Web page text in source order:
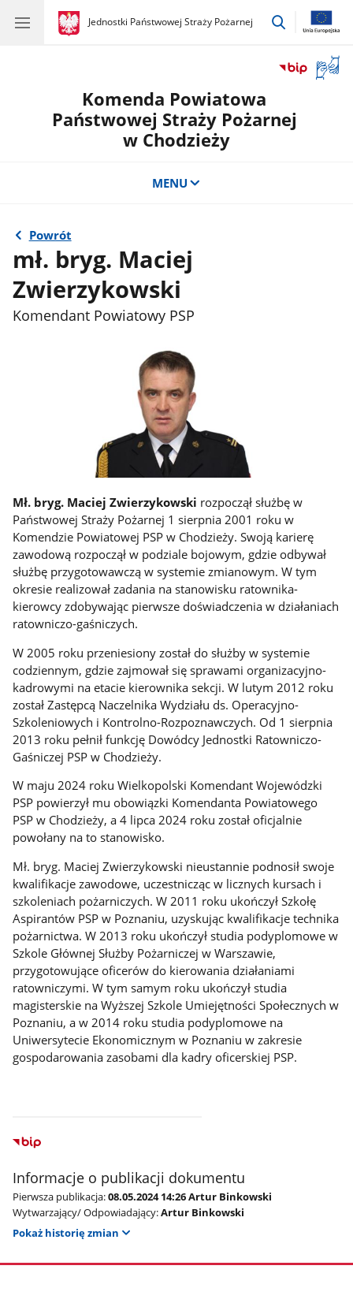
gov.pl
Jednostki Państwowej Straży Pożarnej
gov.pl
Jednostki
przejdź
okno
Komenda Powiatowa
Państwowej Straży Pożarnej
w Chodzieży
MENU
Powrót
mł. bryg. Maciej
Zwierzykowski
Komendant Powiatowy PSP
Mł. bryg. Maciej Zwierzykowski rozpoczął służbę w
Państwowej Straży Pożarnej 1 sierpnia 2001 roku w
Komendzie Powiatowej PSP w Chodzieży. Swoją karierę
zawodową rozpoczął w podziale bojowym, gdzie odbywał
służbę przygotowawczą w systemie zmianowym. W tym
okresie realizował zadania na stanowisku ratownika-
kierowcy zdobywając pierwsze doświadczenia w działaniach
ratowniczo-gaśniczych.
W 2005 roku przeniesiony został do służby w systemie
codziennym, gdzie zajmował się sprawami organizacyjno-
kadrowymi na etacie kierownika sekcji. W lutym 2012 roku
został Zastępcą Naczelnika Wydziału ds. Operacyjno-
Szkoleniowych i Kontrolno-Rozpoznawczych. Od 1 sierpnia
2013 roku pełnił funkcję Dowódcy Jednostki Ratowniczo-
Gaśniczej PSP w Chodzieży.
W maju 2024 roku Wielkopolski Komendant Wojewódzki
PSP powierzył mu obowiązki Komendanta Powiatowego
PSP w Chodzieży, a 4 lipca 2024 roku został oficjalnie
powołany na to stanowisko.
Mł. bryg. Maciej Zwierzykowski nieustannie podnosił swoje
kwalifikacje zawodowe, uczestnicząc w licznych kursach i
szkoleniach pożarniczych. W 2011 roku ukończył Szkołę
Aspirantów PSP w Poznaniu, uzyskując kwalifikacje technika
pożarnictwa. W 2013 roku ukończył studia podyplomowe w
Szkole Głównej Służby Pożarniczej w Warszawie,
przygotowujące oficerów do kierowania działaniami
ratowniczymi. W tym samym roku ukończył studia
magisterskie na Wyższej Szkole Umiejętności Społecznych w
Poznaniu, a w 2014 roku studia podyplomowe na
Uniwersytecie Ekonomicznym w Poznaniu w zakresie
gospodarowania zasobami dla kadry oficerskiej PSP.
Informacje o publikacji dokumentu
Pierwsza publikacja:08.05.2024 14:26 Artur Binkowski
Wytwarzający/ Odpowiadający:Artur Binkowski
Pokaż historię zmian